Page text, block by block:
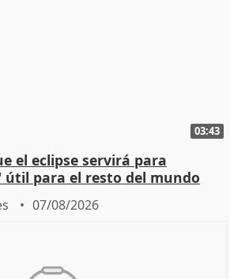
03:43
el eclipse servirá para
útil para el resto del mundo
07/08/2026